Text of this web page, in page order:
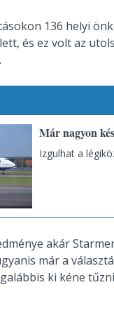
136 helyi
és ez volt az
Már nagyon
Izgulhat a
akár
már a
ki kéne